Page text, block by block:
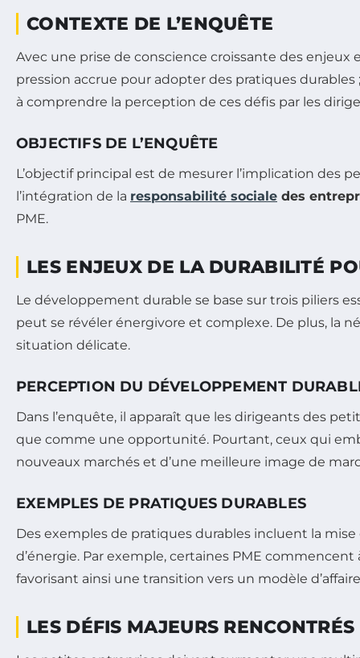
CONTEXTE DE L’ENQUÊTE
Avec une prise de conscience croissante des
pression accrue pour adopter des pratiques
à comprendre la perception de ces défis par les
OBJECTIFS DE L’ENQUÊTE
L’objectif principal est de mesurer l’implication des
l’intégration de la responsabilité sociale des
PME.
LES ENJEUX DE LA DURABILITÉ
Le développement durable se base sur trois piliers
peut se révéler énergivore et complexe. De plus, la
situation délicate.
PERCEPTION DU DÉVELOPPEMENT
Dans l’enquête, il apparaît que les dirigeants des
que comme une opportunité. Pourtant, ceux qui
nouveaux marchés et d’une meilleure image de
EXEMPLES DE PRATIQUES DURABLES
Des exemples de pratiques durables incluent la
d’énergie. Par exemple, certaines PME
favorisant ainsi une transition vers un modèle
LES DÉFIS MAJEURS RENCONTRÉS